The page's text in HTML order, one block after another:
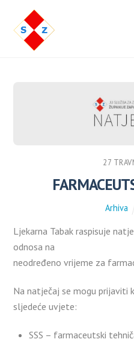
27
Arhiva
Ljekarna Tabak raspisuje
odnosa na
neodređeno vrijeme za
Na natječaj se mogu prijaviti
sljedeće uvjete:
SSS – farmaceutski